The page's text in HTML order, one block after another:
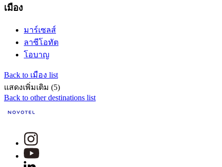
เมือง
มาร์เซลส์
ลาซีโอทัต
โอบาญ
Back to เมือง list
แสดงเพิ่มเติม (5)
Back to other destinations list